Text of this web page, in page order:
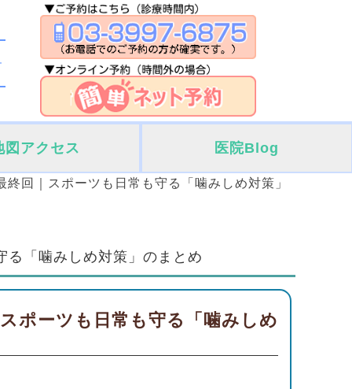
図アクセス 医院Blog
回｜スポーツも日常も守る「噛みしめ対策」
「噛みしめ対策」のまとめ
ポーツも日常も守る「噛みしめ